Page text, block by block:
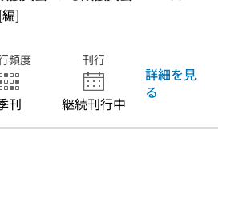
[編]
頻度
刊
刊行
継続刊行中
詳細を見
る